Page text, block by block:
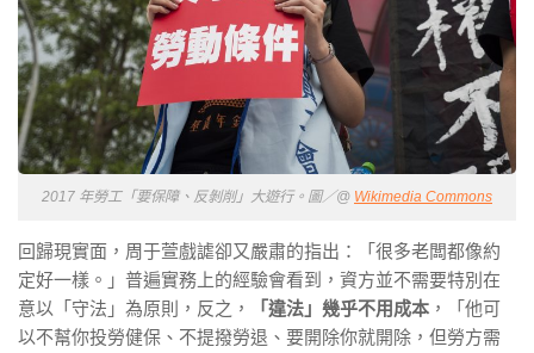
2017 年勞工「要保障、反剝削」大遊行。圖／@ Wikimedia Commons
回歸現實面，周于萱戲謔卻又嚴肅的指出：「很多老闆都像約
定好一樣。」普遍實務上的經驗會看到，資方並不需要特別在
意以「守法」為原則，反之，
「違法」幾乎不用成本 ，「他可
以不幫你投勞健保、不提撥勞退、要開除你就開除，但勞方需